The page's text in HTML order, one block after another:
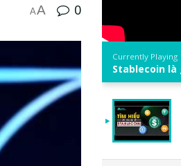
AA 0
Currently Playing